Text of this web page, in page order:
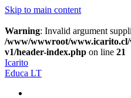
Skip to main content
Warning: Invalid argument
/www/wwwroot/
v1/header-index.php on line 21
Icarito
Educa LT